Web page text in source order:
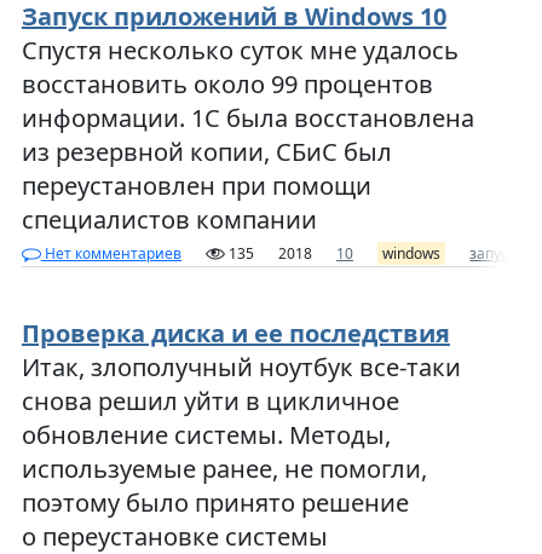
Запуск приложений в Windows 10
Спустя несколько суток мне удалось
восстановить около 99 процентов
информации. 1С была восстановлена
из резервной копии, СБиС был
переустановлен при помощи
специалистов компании
Нет комментариев 135 2018 10 windows запуск
Проверка диска и ее последствия
Итак, злополучный ноутбук все-таки
снова решил уйти в цикличное
обновление системы. Методы,
используемые ранее, не помогли,
поэтому было принято решение
о переустановке системы